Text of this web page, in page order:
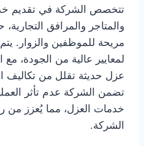
تتخصص الشركة في تقديم
والمتاجر والمرافق
مريحة للموظفين والزوار.
لمعايير عالية من الجودة،
عزل حديثة تقلل من تكاليف
تضمن الشركة عدم تأثر
خدمات العزل، مما يُعزز من
الشركة.